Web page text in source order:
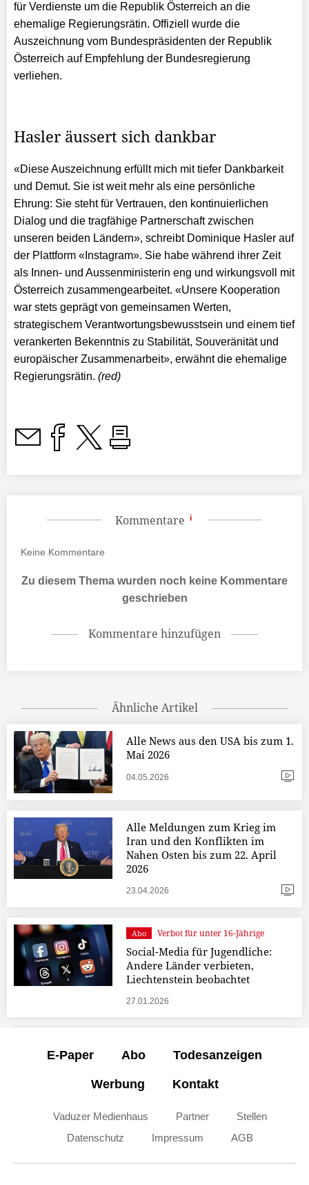
für Verdienste um die Republik Österreich an die
ehemalige Regierungsrätin. Offiziell wurde die
Auszeichnung vom Bundespräsidenten der Republik
Österreich auf Empfehlung der Bundesregierung
verliehen.
Hasler äussert sich dankbar
«Diese Auszeichnung erfüllt mich mit tiefer Dankbarkeit
und Demut. Sie ist weit mehr als eine persönliche
Ehrung: Sie steht für Vertrauen, den kontinuierlichen
Dialog und die tragfähige Partnerschaft zwischen
unseren beiden Ländern», schreibt Dominique Hasler auf
der Plattform «Instagram». Sie habe während ihrer Zeit
als Innen- und Aussenministerin eng und wirkungsvoll mit
Österreich zusammengearbeitet. «Unsere Kooperation
war stets geprägt von gemeinsamen Werten,
strategischem Verantwortungsbewusstsein und einem tief
verankerten Bekenntnis zu Stabilität, Souveränität und
europäischer Zusammenarbeit», erwähnt die ehemalige
Regierungsrätin. (red)
Kommentare
Keine Kommentare
Zu diesem Thema wurden noch keine Kommentare
geschrieben
Kommentare hinzufügen
Ähnliche Artikel
Alle News aus den USA bis zum 1.
Mai 2026
04.05.2026
Alle Meldungen zum Krieg im
Iran und den Konflikten im
Nahen Osten bis zum 22. April
2026
23.04.2026
Abo Verbot für unter 16-Jährige
Social-Media für Jugendliche:
Andere Länder verbieten,
Liechtenstein beobachtet
27.01.2026
E-Paper Abo Todesanzeigen
Werbung Kontakt
Vaduzer Medienhaus Partner
Stellen
Datenschutz
Impressum AGB